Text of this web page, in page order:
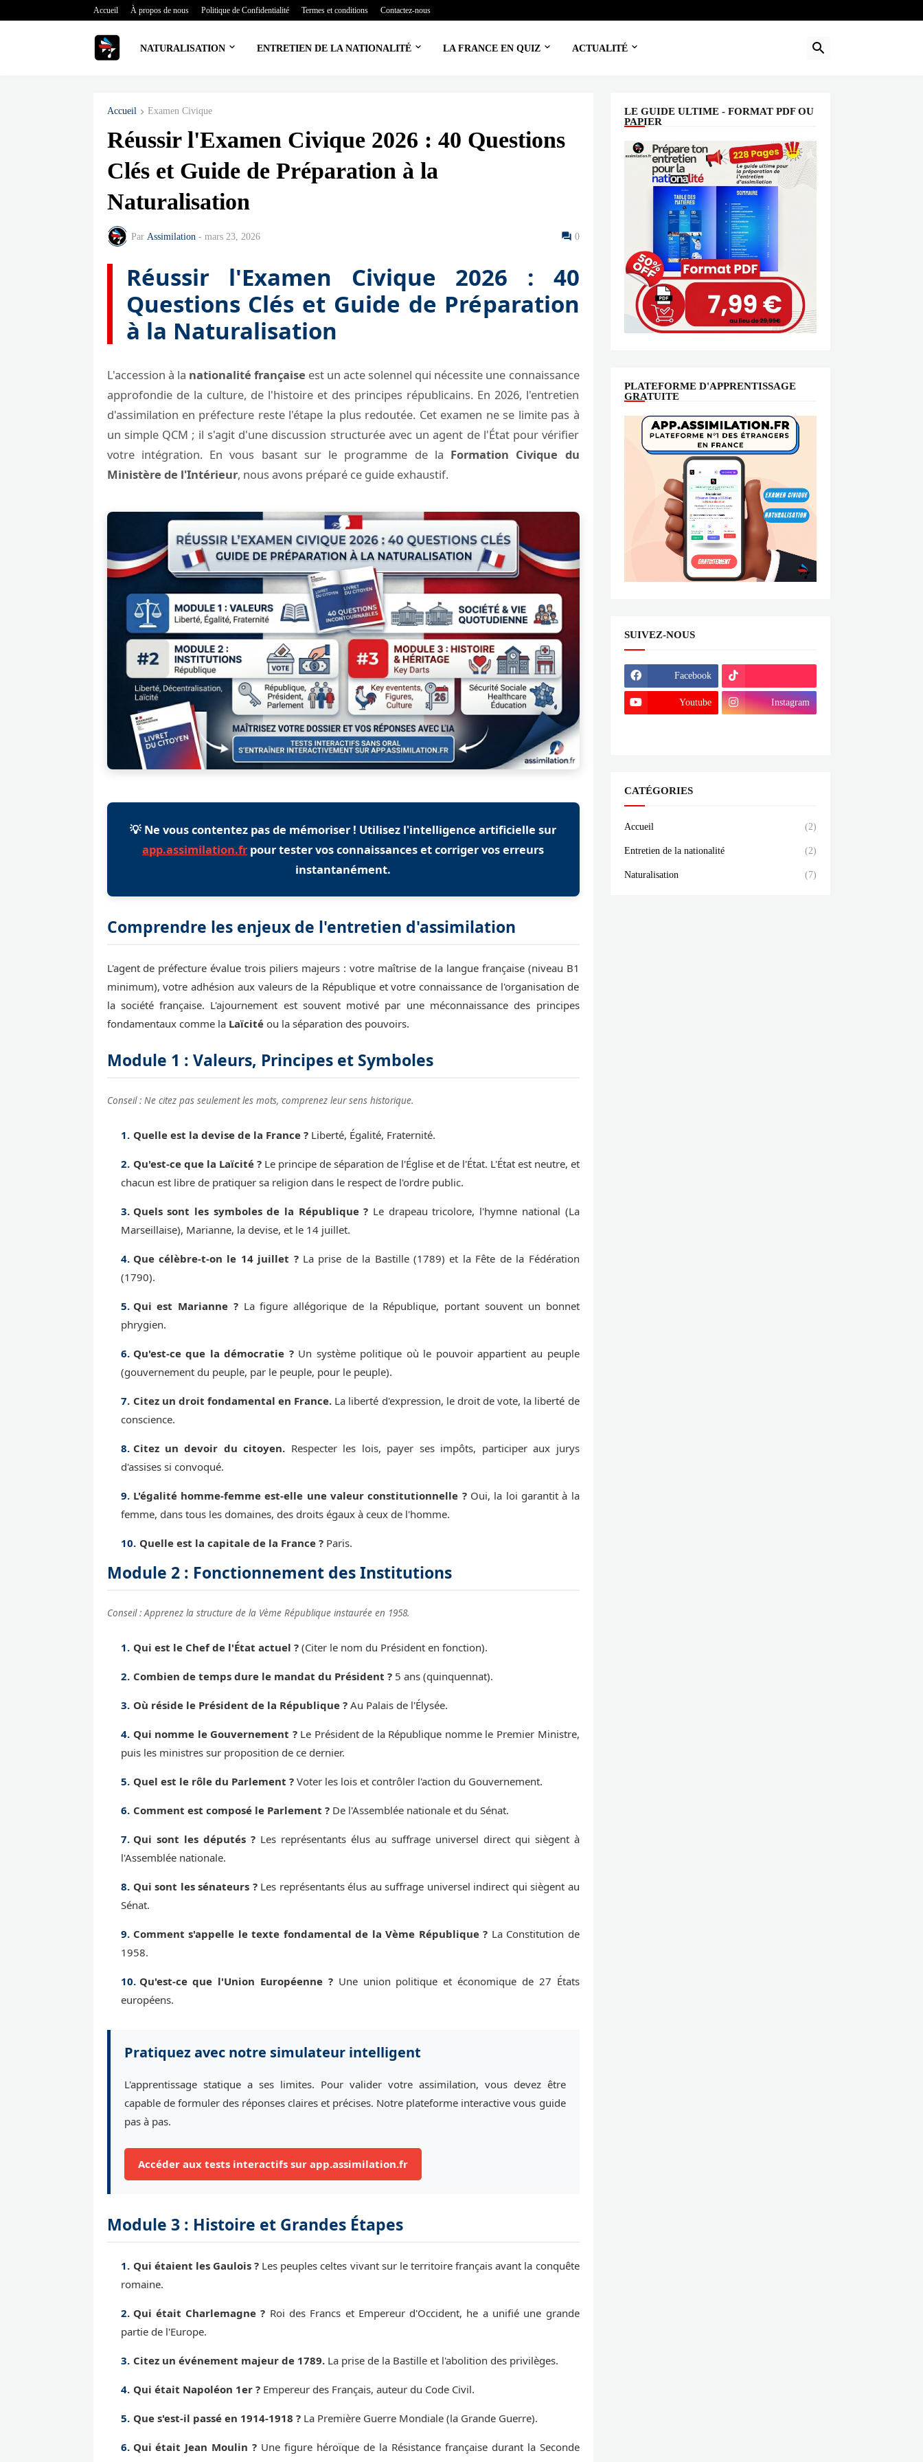
Accueil À propos de nous Politique de Confidentialité Termes et conditions Contactez-nous
NATURALISATION ENTRETIEN DE LA NATIONALITÉ LA FRANCE EN QUIZ ACTUALITÉ
Accueil Examen Civique
Réussir l'Examen Civique 2026 : 40 Questions
Clés et Guide de Préparation à la
Naturalisation
Par Assimilation - mars 23, 2026 0
Réussir l'Examen Civique 2026 : 40
Questions Clés et Guide de Préparation
à la Naturalisation
L'accession à la nationalité française est un acte solennel qui nécessite une connaissance
approfondie de la culture, de l'histoire et des principes républicains. En 2026, l'entretien
d'assimilation en préfecture reste l'étape la plus redoutée. Cet examen ne se limite pas à
un simple QCM ; il s'agit d'une discussion structurée avec un agent de l'État pour vérifier
votre intégration. En vous basant sur le programme de la Formation Civique du
Ministère de l'Intérieur, nous avons préparé ce guide exhaustif.
💡 Ne vous contentez pas de mémoriser ! Utilisez l'intelligence artificielle sur
app.assimilation.fr pour tester vos connaissances et corriger vos erreurs
instantanément.
Comprendre les enjeux de l'entretien d'assimilation
L'agent de préfecture évalue trois piliers majeurs : votre maîtrise de la langue française (niveau B1
minimum), votre adhésion aux valeurs de la République et votre connaissance de l'organisation de
la société française. L'ajournement est souvent motivé par une méconnaissance des principes
fondamentaux comme la Laïcitéou la séparation des pouvoirs.
Module 1 : Valeurs, Principes et Symboles
Conseil : Ne citez pas seulement les mots, comprenez leur sens historique.
Quelle est la devise de la France ?Liberté, Égalité, Fraternité.
Qu'est-ce que la Laïcité ?Le principe de séparation de l'Église et de l'État. L'État est neutre, et
chacun est libre de pratiquer sa religion dans le respect de l'ordre public.
Quels sont les symboles de la République ? Le drapeau tricolore, l'hymne national (La
Marseillaise), Marianne, la devise, et le 14 juillet.
Que célèbre-t-on le 14 juillet ?La prise de la Bastille (1789) et la Fête de la Fédération
(1790).
Qui est Marianne ?La figure allégorique de la République, portant souvent un bonnet
phrygien.
Qu'est-ce que la démocratie ?Un système politique où le pouvoir appartient au peuple
(gouvernement du peuple, par le peuple, pour le peuple).
Citez un droit fondamental en France. La liberté d'expression, le droit de vote, la liberté de
conscience.
Citez un devoir du citoyen. Respecter les lois, payer ses impôts, participer aux jurys
d'assises si convoqué.
L'égalité homme-femme est-elle une valeur constitutionnelle ?Oui, la loi garantit à la
femme, dans tous les domaines, des droits égaux à ceux de l'homme.
Quelle est la capitale de la France ?Paris.
Module 2 : Fonctionnement des Institutions
Conseil : Apprenez la structure de la Vème République instaurée en 1958.
Qui est le Chef de l'État actuel ?(Citer le nom du Président en fonction).
Combien de temps dure le mandat du Président ?5 ans (quinquennat).
Où réside le Président de la République ?Au Palais de l'Élysée.
Qui nomme le Gouvernement ?Le Président de la République nomme le Premier Ministre,
puis les ministres sur proposition de ce dernier.
Quel est le rôle du Parlement ?Voter les lois et contrôler l'action du Gouvernement.
Comment est composé le Parlement ?De l'Assemblée nationale et du Sénat.
Qui sont les députés ?Les représentants élus au suffrage universel direct qui siègent à
l'Assemblée nationale.
Qui sont les sénateurs ?Les représentants élus au suffrage universel indirect qui siègent au
Sénat.
Comment s'appelle le texte fondamental de la Vème République ? La Constitution de
1958.
Qu'est-ce que l'Union Européenne ?Une union politique et économique de 27 États
européens.
Pratiquez avec notre simulateur intelligent
L'apprentissage statique a ses limites. Pour valider votre assimilation, vous devez être
capable de formuler des réponses claires et précises. Notre plateforme interactive vous guide
pas à pas.
Accéder aux tests interactifs sur app.assimilation.fr
Module 3 : Histoire et Grandes Étapes
Qui étaient les Gaulois ? Les peuples celtes vivant sur le territoire français avant la conquête
romaine.
Qui était Charlemagne ? Roi des Francs et Empereur d'Occident, he a unifié une grande
partie de l'Europe.
Citez un événement majeur de 1789.La prise de la Bastille et l'abolition des privilèges.
Qui était Napoléon 1er ?Empereur des Français, auteur du Code Civil.
Que s'est-il passé en 1914-1918 ?La Première Guerre Mondiale (la Grande Guerre).
Qui était Jean Moulin ? Une figure héroïque de la Résistance française durant la Seconde
LE GUIDE ULTIME - FORMAT PDF OU
PAPIER
PLATEFORME D'APPRENTISSAGE
GRATUITE
SUIVEZ-NOUS
Facebook
Youtube Instagram
CATÉGORIES
Accueil (2)
Entretien de la nationalité (2)
Naturalisation (7)